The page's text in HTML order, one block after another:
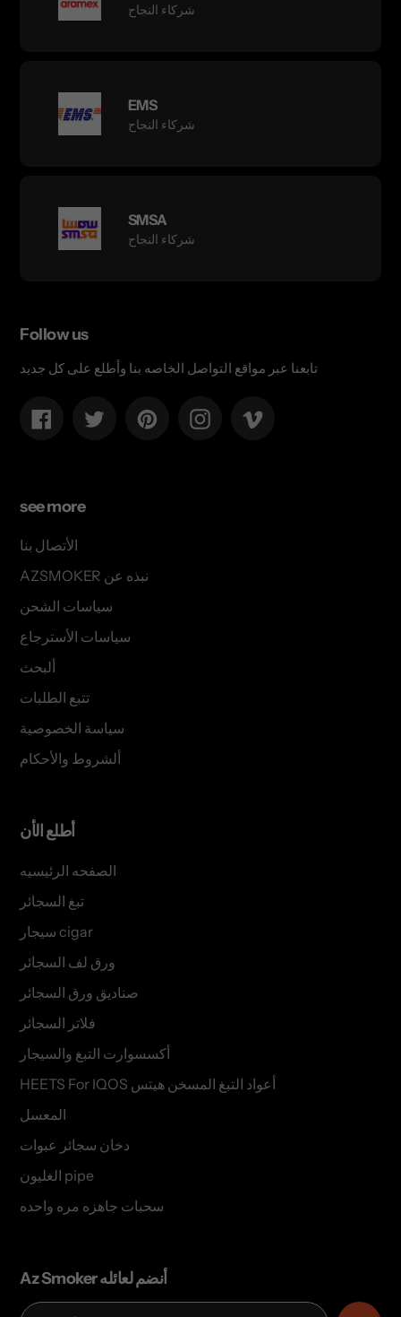
شركاء النجاح
EMS
شركاء النجاح
SMSA
شركاء النجاح
Follow us
تابعنا عبر مواقع التواصل الخاصه بنا وأطلع على كل جديد
Facebook Twitter PinterestInstagram
see more
الأتصال بنا
AZSMOKER نبذه عن
سياسات الشحن
سياسات الأسترجاع
ألبحث
تتبع الطلبات
سياسة الخصوصية
ألشروط والأحكام
أطلع الأن
الصفحه الرئيسيه
تبغ السجائر
سيجار cigar
ورق لف السجائر
صناديق ورق السجائر
فلاتر السجائر
أكسسوارت التبغ والسيجار
HEETS For IQOS أعواد التبغ المسخن هيتس
المعسل
دخان سجائر عبوات
الغليون pipe
سحبات جاهزه مره واحده
Az Smoker أنضم لعائله